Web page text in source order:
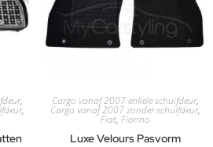
,
,
Cargo vanaf 2007 enkele schuifdeur,
Cargo vanaf 2007 zonder schuifdeur,
Fiat, Fiorino
Luxe Velours Pasvorm